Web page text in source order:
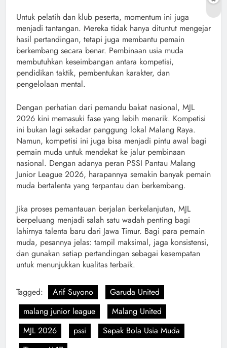
Untuk pelatih dan klub peserta, momentum ini juga
menjadi tantangan. Mereka tidak hanya dituntut mengejar
hasil pertandingan, tetapi juga membantu pemain
berkembang secara benar. Pembinaan usia muda
membutuhkan keseimbangan antara kompetisi,
pendidikan taktik, pembentukan karakter, dan
pengelolaan mental.
Dengan perhatian dari pemandu bakat nasional, MJL
2026 kini memasuki fase yang lebih menarik. Kompetisi
ini bukan lagi sekadar panggung lokal Malang Raya.
Namun, kompetisi ini juga bisa menjadi pintu awal bagi
pemain muda untuk mendekat ke jalur pembinaan
nasional. Dengan adanya peran PSSI Pantau Malang
Junior League 2026, harapannya semakin banyak pemain
muda bertalenta yang terpantau dan berkembang.
Jika proses pemantauan berjalan berkelanjutan, MJL
berpeluang menjadi salah satu wadah penting bagi
lahirnya talenta baru dari Jawa Timur. Bagi para pemain
muda, pesannya jelas: tampil maksimal, jaga konsistensi,
dan gunakan setiap pertandingan sebagai kesempatan
untuk menunjukkan kualitas terbaik.
Tagged: Arif Suyono
Garuda United
malang junior league
Malang United
MJL 2026
pssi
Sepak Bola Usia Muda